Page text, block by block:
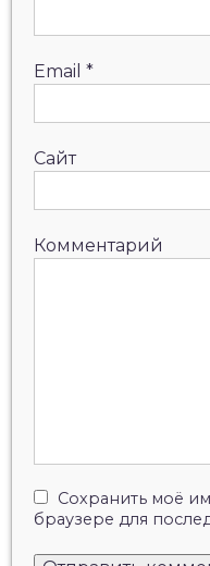
Email *
Сайт
Комментарий
Сохранить моё
браузере для